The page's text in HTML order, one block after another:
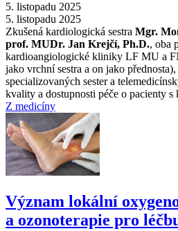
5. listopadu 2025
5. listopadu 2025
Zkušená kardiologická sestra Mgr.
prof. MUDr. Jan Krejčí, Ph.D., oba
kardioangiologické kliniky LF MU a
jako vrchní sestra a on jako
specializovaných sester a
kvality a dostupnosti péče o pacienty
Z medicíny
Význam lokální
a ozonoterapie pro